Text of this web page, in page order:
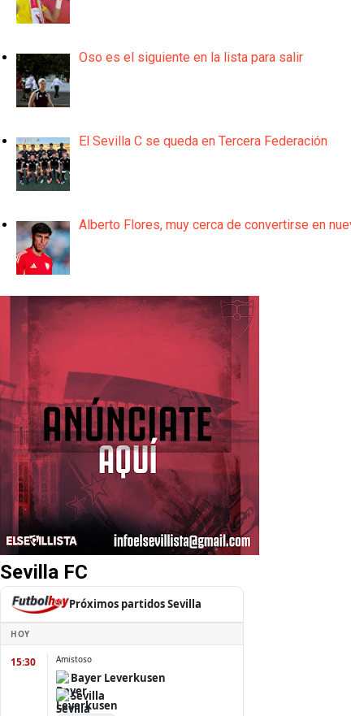
Oso es el siguiente en la lista para salir
El Sevilla C se queda en Tercera Federación
Alberto Flores, muy cerca de convertirse en
Sevilla FC